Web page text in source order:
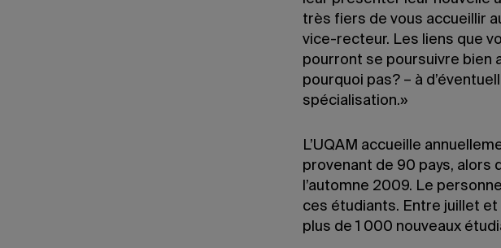
très fiers de vous accueillir
vice-recteur. Les liens que
pourront se poursuivre bien
pourquoi pas? – à
spécialisation.»
L’UQAM accueille
provenant de 90 pays, alors
l’automne 2009. Le
ces étudiants. Entre juillet
plus de 1 000 nouveaux